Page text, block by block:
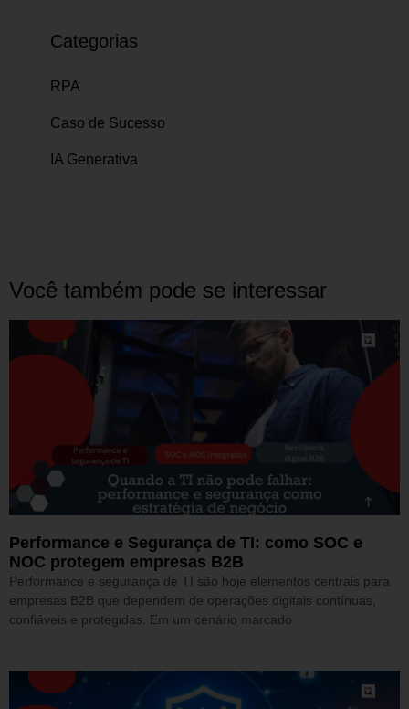
Categorias
RPA
Caso de Sucesso
IA Generativa
Você também pode se interessar
Performance e Segurança de TI: como SOC e
NOC protegem empresas B2B
Performance e segurança de TI são hoje elementos centrais para
empresas B2B que dependem de operações digitais contínuas,
confiáveis e protegidas. Em um cenário marcado